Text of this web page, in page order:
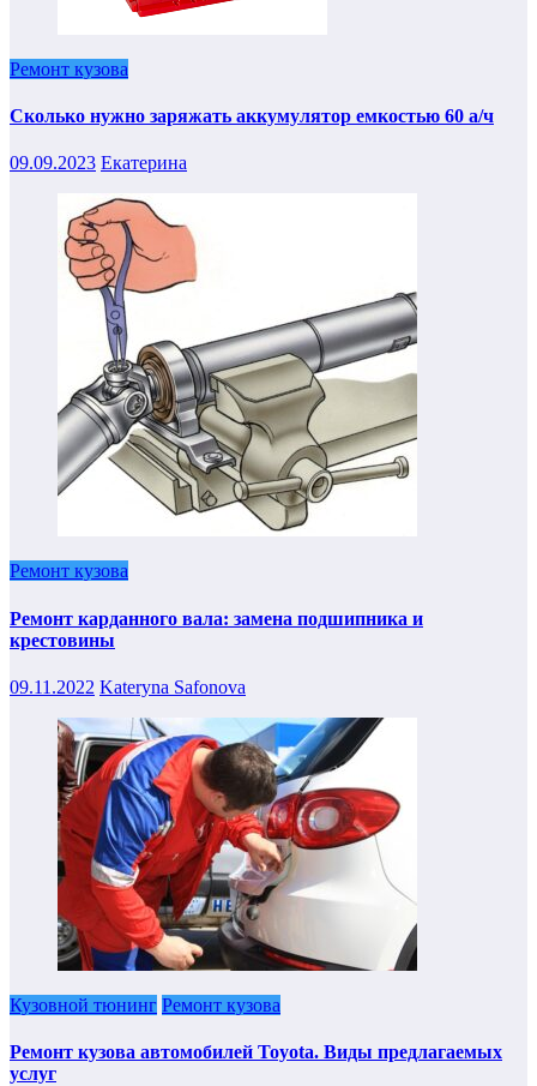
Ремонт кузова
Сколько нужно заряжать аккумулятор емкостью 60 а/ч
09.09.2023 Екатерина
Ремонт кузова
Ремонт карданного вала: замена подшипника и
крестовины
09.11.2022 Kateryna Safonova
Кузовной тюнинг Ремонт кузова
Ремонт кузова автомобилей Toyota. Виды предлагаемых
услуг